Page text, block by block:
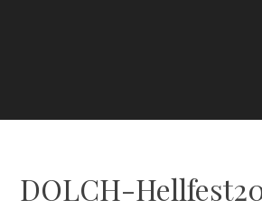
DOLCH-